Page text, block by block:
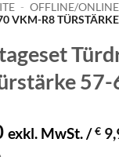
- OFFLINE/
VKM-R8
exkl. MwSt. /€